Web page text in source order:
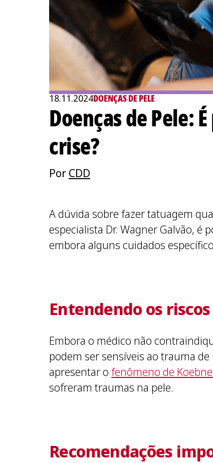
18.11.2024DOENÇAS DE PELE
Doenças de Pele:
crise?
Por CDD
A dúvida sobre fazer tatuagem
especialista Dr. Wagner Galvão,
embora alguns cuidados
Entendendo os riscos
Embora o médico não
podem ser sensíveis ao trauma
apresentar ofenômeno de
sofreram traumas na pele.
Recomendações